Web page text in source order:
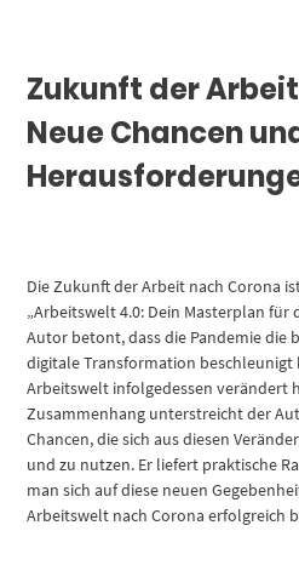
Zukunft der
Neue Chancen
Die Zukunft der Arbeit nach Corona
„Arbeitswelt 4.0: Dein Masterplan für
Autor betont, dass die Pandemie die
digitale Transformation beschleunigt
Arbeitswelt infolgedessen verändert
Zusammenhang unterstreicht der
Chancen, die sich aus diesen
und zu nutzen. Er liefert praktische
man sich auf diese neuen
Arbeitswelt nach Corona erfolgreich